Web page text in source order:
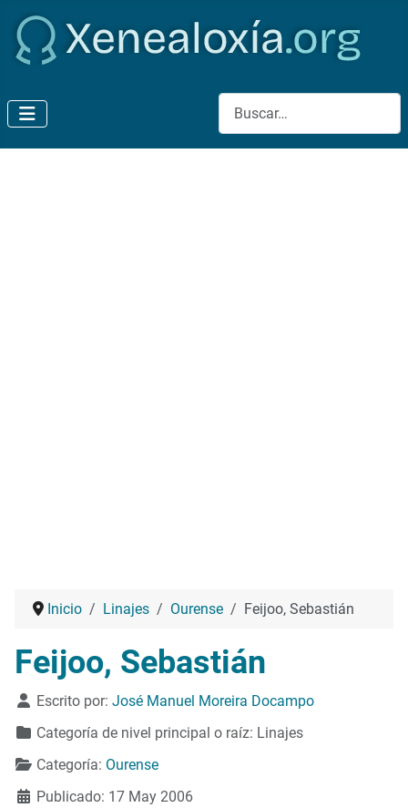
Buscar
Inicio Linajes Ourense Feijoo, Sebastián
Feijoo, Sebastián
Detalles
Escrito por: José Manuel Moreira Docampo
Categoría de nivel principal o raíz: Linajes
Categoría: Ourense
Publicado: 17 May 2006